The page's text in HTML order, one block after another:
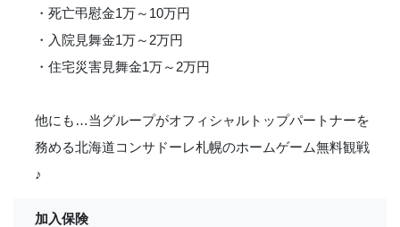
・死亡弔慰金1万～10万円
・入院見舞金1万～2万円
・住宅災害見舞金1万～2万円
他にも…当グループがオフィシャルトップパートナーを
務める北海道コンサドーレ札幌のホームゲーム無料観戦
♪
加入保険